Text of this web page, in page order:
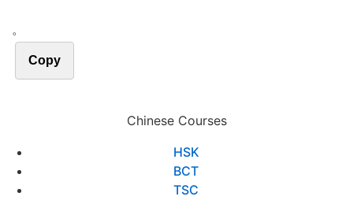
。
Copy
Chinese Courses
HSK
BCT
TSC